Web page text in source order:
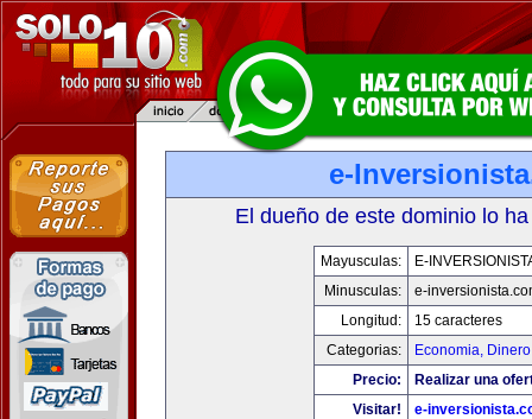
e-
El dueño de este dominio lo
Mayusculas:
E-
Minusculas:
e-
Longitud:
15 caracteres
Categorias:
Economia,
Precio:
Realizar una
Visitar!
e-